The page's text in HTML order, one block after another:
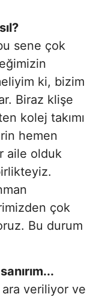
sene çok
ki, bizim
Biraz klişe
kolej takımı
hemen
aile olduk
çok
Bu durum
veriliyor ve